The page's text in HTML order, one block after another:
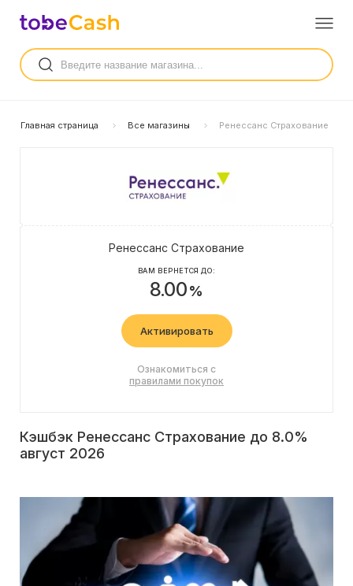
Главная страница Все магазины Ренессанс Страхование
Ренессанс Страхование
ВАМ ВЕРНЕТСЯ ДО:
8.00%
Активировать
Ознакомиться с
правилами покупок
Кэшбэк Ренессанс Страхование до 8.0%
август 2026